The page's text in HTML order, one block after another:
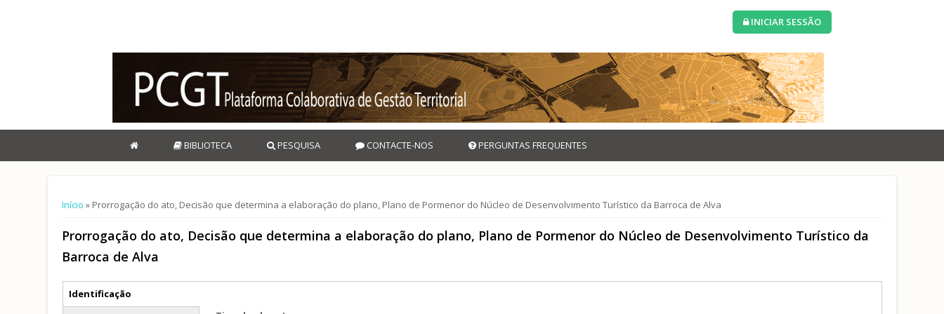
INICIAR SESSÃO
BIBLIOTECA PESQUISA CONTACTE-NOS PERGUNTAS FREQUENTES
Está aqui
Início » Prorrogação do ato, Decisão que determina a elaboração do plano, Plano de Pormenor do Núcleo de Desenvolvimento Turístico da Barroca de Alva
Prorrogação do ato, Decisão que determina a elaboração do plano, Plano de Pormenor do Núcleo de Desenvolvimento Turístico da
Barroca de Alva
Separadores verticais
Identificação
(separador ativo)